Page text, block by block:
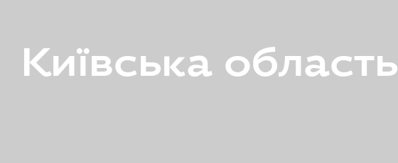
Київська область